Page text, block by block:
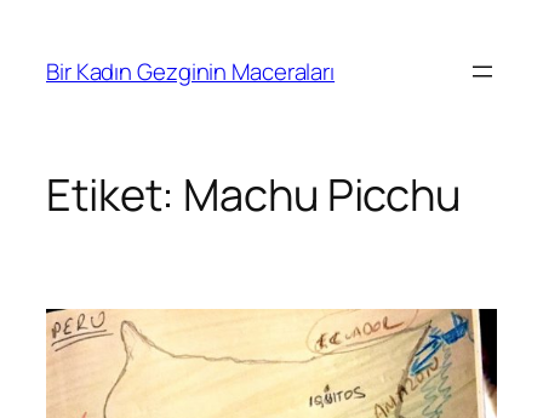
Bir Kadın Gezginin Maceraları
Etiket: Machu Picchu